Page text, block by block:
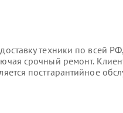
техники по всей
срочный ремонт.
постгарантийное